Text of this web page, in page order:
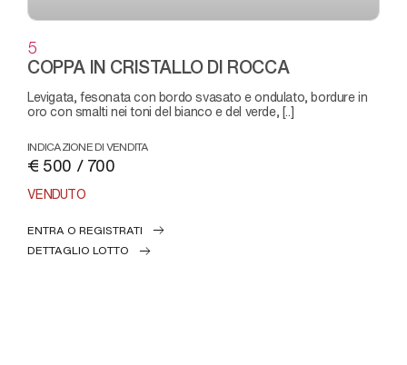
5
COPPA IN CRISTALLO DI ROCCA
levigata, fesonata con bordo svasato e ondulato, bordure in
oro con smalti nei toni del bianco e del verde, [..]
INDICAZIONE DI VENDITA
€ 500 / 700
VENDUTO
ENTRA O REGISTRATI
DETTAGLIO LOTTO